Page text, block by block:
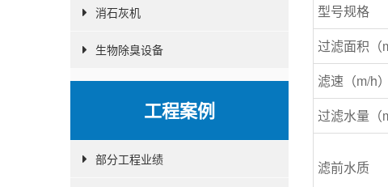
消石灰机
生物除臭设备
工程案例
部分工程业绩
型号规格
过滤面积（
滤速（m/h）
过滤水量（
滤前水质